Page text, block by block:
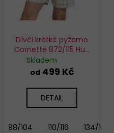
134/140 146/152
Dívčí krátké pyžamo
Cornette 872/115 Hug
me
Skladem
od499 Kč
DETAIL
98/104 110/116 134/140